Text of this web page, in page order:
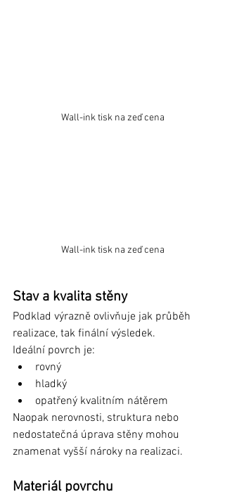
Wall-ink tisk na zeď cena
Wall-ink tisk na zeď cena
Stav a kvalita stěny
Podklad výrazně ovlivňuje jak průběh
realizace, tak finální výsledek.
Ideální povrch je:
rovný
hladký
opatřený kvalitním nátěrem
Naopak nerovnosti, struktura nebo
nedostatečná úprava stěny mohou
znamenat vyšší nároky na realizaci.
Materiál povrchu